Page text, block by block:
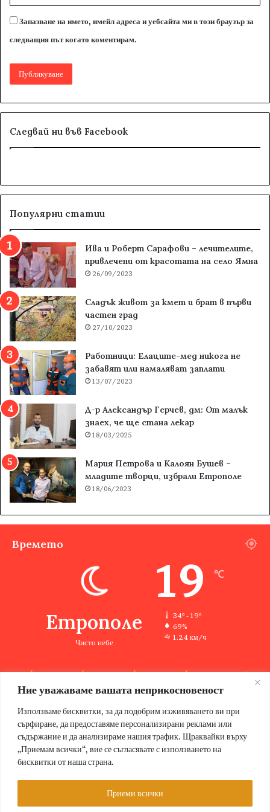
Ние уважаваме вашата неприкосновеност
Използваме бисквитки, за да подобрим изживяването ви при
сърфиране, да предоставяме персонализирани реклами или
съдържание и да анализираме нашия трафик. Щраквайки върху
„Приемам всички“, вие се съгласявате с използването на
бисквитки от наша страна.
Приеми всички
Запазване на името, имейл адреса и уебсайта ми в този браузър за
следващия път когато коментирам.
Следвай ни във Facebook
Популярни статии
Ива и Роберт Сарафови – лечителите,
привлечени от красотата на село Ямна
26/09/2023
Сладък живот за кмет и брат в първи
частен град
27/10/2023
Работници: Елаците-мед никога не
забавят или намаляват заплати
13/07/2023
Д-р Александър Герчев, дм: От малък
знаех, че ще стана лекар
18/03/2025
Мария Петрова и Калоян Бушев –
младите творци, избрали Етрополе
18/06/2023
Времето
Етрополе
Чисто небе
19 ℃
34º - 19º
69%
1.24 км/ч
34 ℃ 33 ℃ 34 ℃ 33 ℃
© Copyright 2026, Всички права запазени Етрополе за хората |
Designed by ZWEBSolutions
Условия за ползване